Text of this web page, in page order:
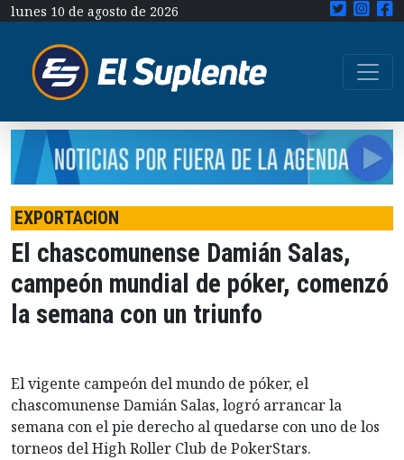
lunes 10 de agosto de 2026
EXPORTACION
El chascomunense Damián Salas,
campeón mundial de póker, comenzó
la semana con un triunfo
El vigente campeón del mundo de póker, el
chascomunense Damián Salas, logró arrancar la
semana con el pie derecho al quedarse con uno de los
torneos del High Roller Club de PokerStars.